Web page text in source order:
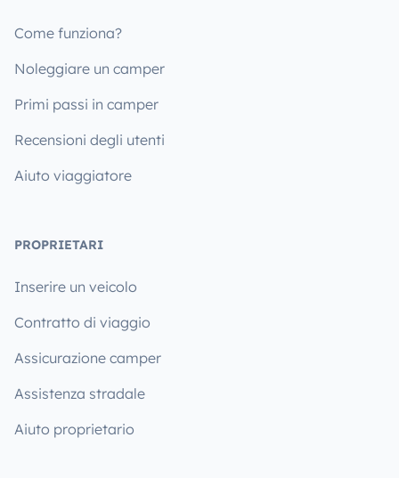
Come funziona?
Noleggiare un camper
Primi passi in camper
Recensioni degli utenti
Aiuto viaggiatore
PROPRIETARI
Inserire un veicolo
Contratto di viaggio
Assicurazione camper
Assistenza stradale
Aiuto proprietario